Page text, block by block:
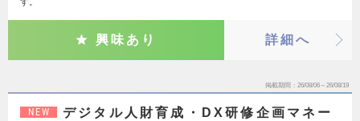
興味あり 詳細へ
掲載期間 26/08/06～26/08/19
NEW
デジタル人財育成・DX研修企画マネー